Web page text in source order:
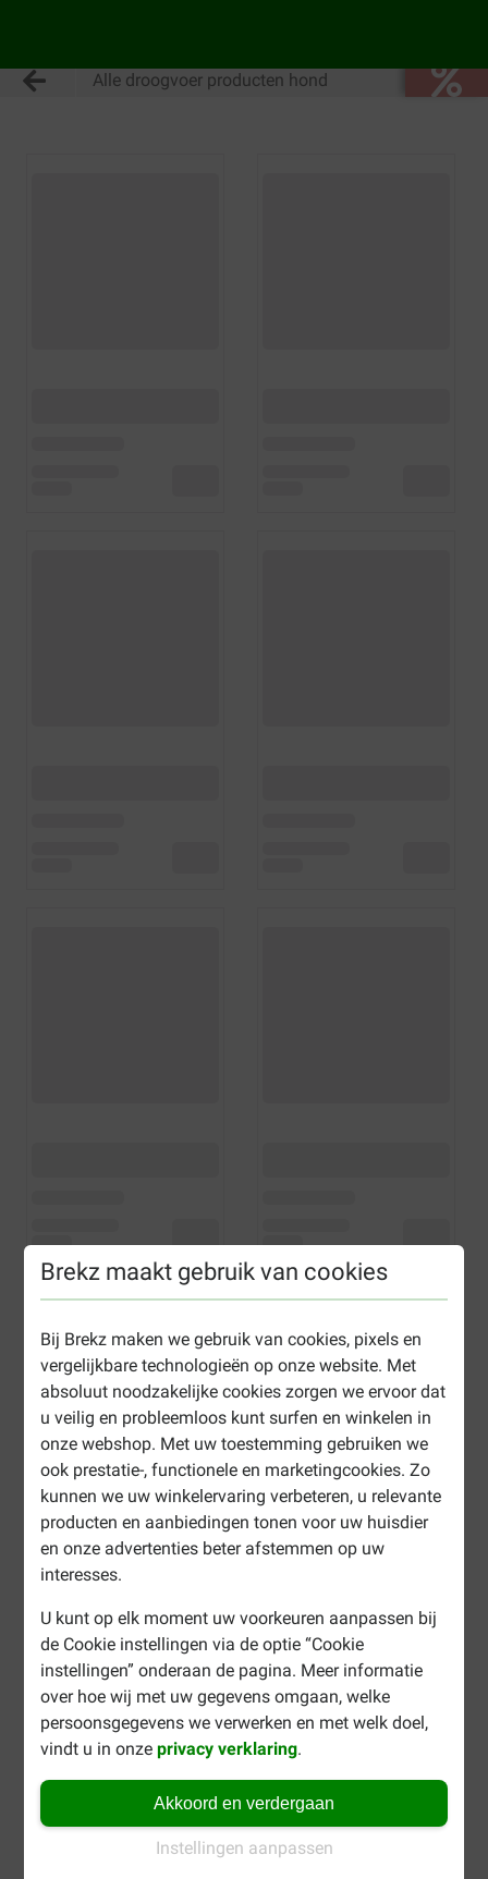
Brekz maakt gebruik van cookies
Bij Brekz maken we gebruik van cookies, pixels en
vergelijkbare technologieën op onze website. Met
absoluut noodzakelijke cookies zorgen we ervoor dat
u veilig en probleemloos kunt surfen en winkelen in
onze webshop. Met uw toestemming gebruiken we
ook prestatie-, functionele en marketingcookies. Zo
kunnen we uw winkelervaring verbeteren, u relevante
producten en aanbiedingen tonen voor uw huisdier
en onze advertenties beter afstemmen op uw
interesses.
U kunt op elk moment uw voorkeuren aanpassen bij
de Cookie instellingen via de optie “Cookie
instellingen” onderaan de pagina. Meer informatie
over hoe wij met uw gegevens omgaan, welke
persoonsgegevens we verwerken en met welk doel,
vindt u in onzeprivacy verklaring.
Akkoord en verdergaan
Instellingen aanpassen
Alle droogvoer producten hond